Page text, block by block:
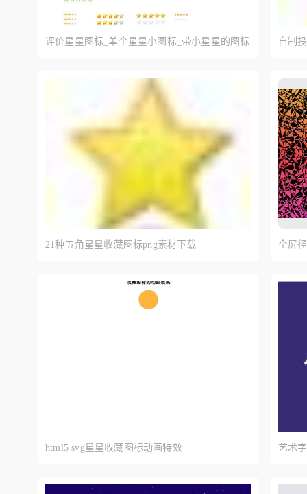
评价星星图标_单个星星小图标_带小星星的图标 自制
21种五角星星收藏图标png素材下载 全屏
html5 svg星星收藏图标动画特效 艺术